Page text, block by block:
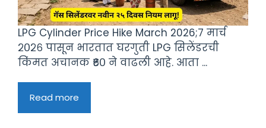
LPG Cylinder Price Hike March 2026;७ मार्च
२०२६ पासून भारतात घरगुती LPG सिलेंडरची
किंमत अचानक ₹६० ने वाढली आहे. आता ...
Read more